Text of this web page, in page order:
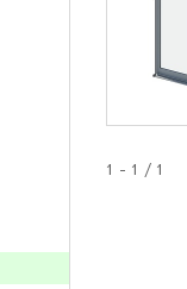
1 - 1 / 1